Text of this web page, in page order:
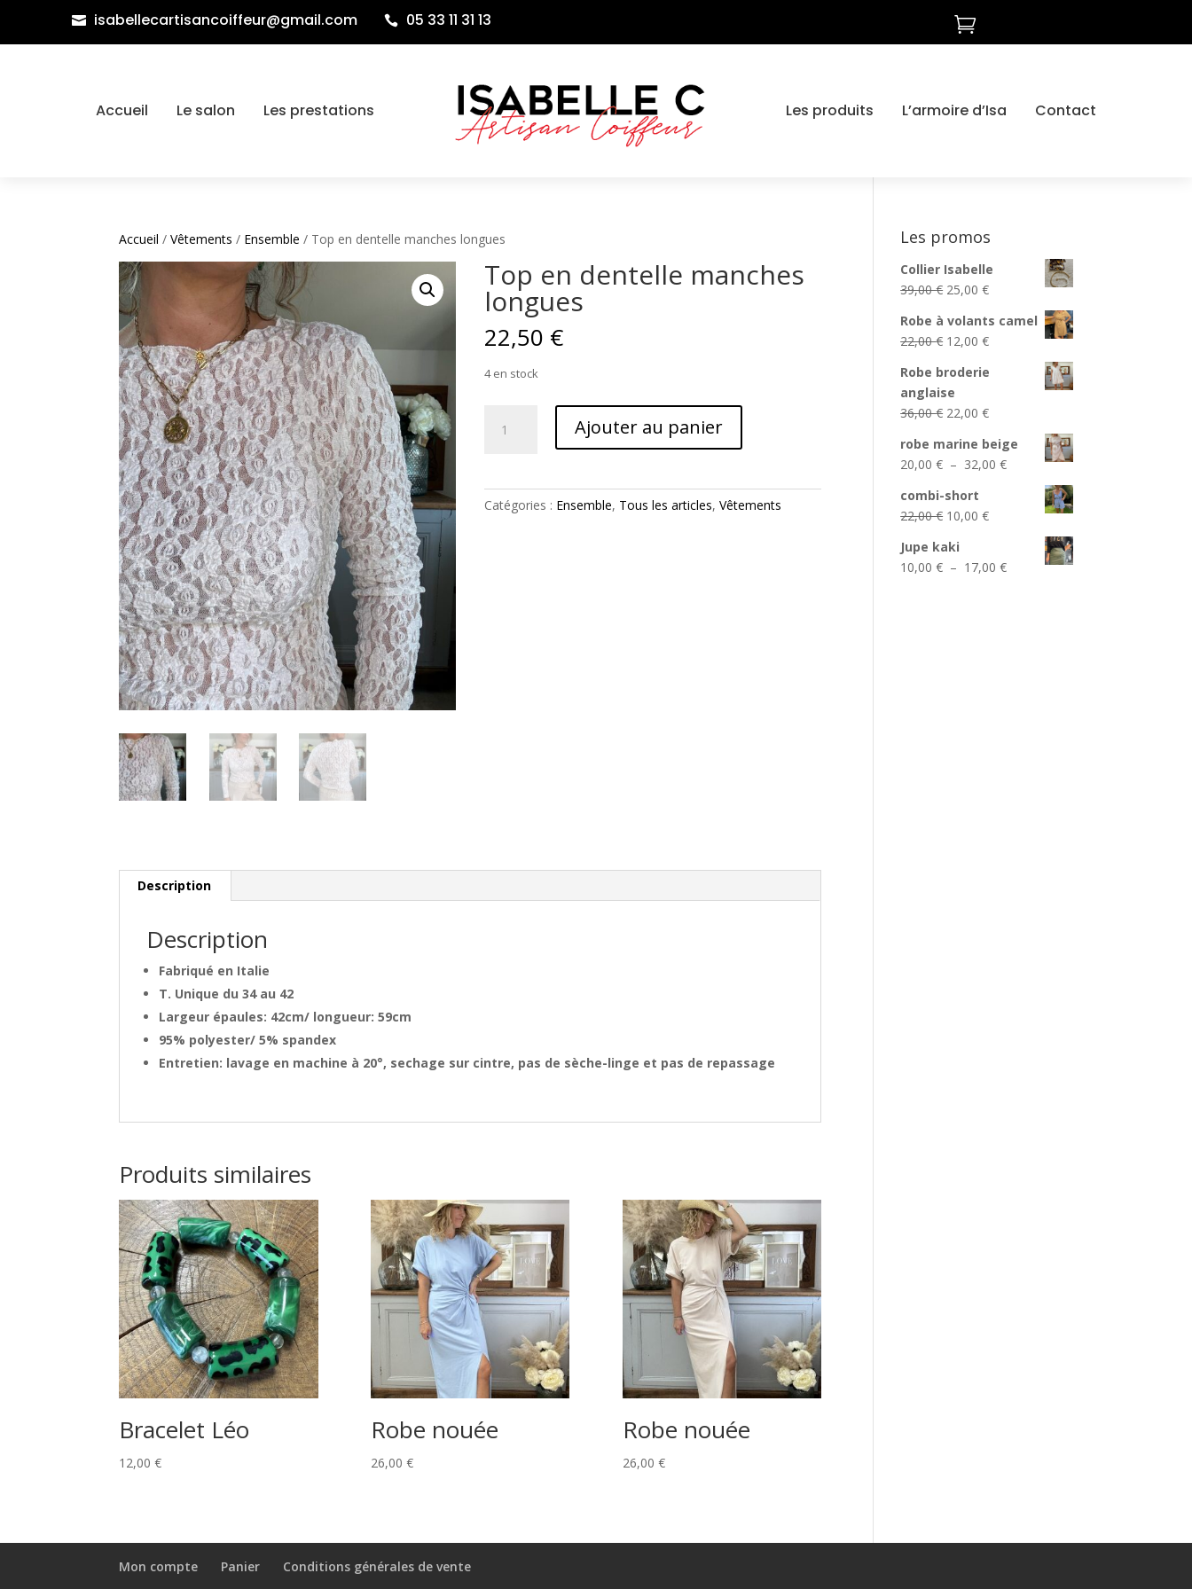
 isabellecartisancoiffeur@gmail.com  05 33 11 31 13 
Accueil Le salon Les prestations Les produits L’armoire d’Isa Contact
Accueil /Vêtements / Ensemble / Top en dentelle manches longues
Top en dentelle manches
longues
22,50 €
4 en stock
manches
Ajouter au panier
Catégories : Ensemble, Tous les articles,Vêtements
Description
Description
Fabriqué en Italie
T. Unique du 34 au 42
Largeur épaules: 42cm/ longueur: 59cm
95% polyester/ 5% spandex
Entretien: lavage en machine à 20°, sechage sur cintre, pas de sèche-linge et pas de repassage
Produits similaires
Bracelet Léo
12,00€
Robe nouée
26,00 €
Robe nouée
26,00 €
Les promos
Collier Isabelle
39,00€ Le
initial
était :
39,00 €.
25,00€Le
actuel
est :
25,00 €.
Robe à volants camel
22,00€ Le
initial
était :
22,00 €.
12,00€Le
actuel
12,00 €.
Robe broderie
anglaise
36,00€ Le
initial
était :
36,00 €.
22,00€Le
actuel
est :
robe marine beige
20,00€ – 32,00€Plage
32,00 €
combi-short
22,00€ Le
initial
était :
10,00€Le
est :
Jupe kaki
10,00€ – 17,00€Plage
Mon compte Panier Conditions générales de vente